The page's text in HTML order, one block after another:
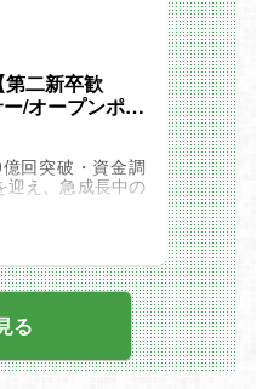
タルコンテンツ
ザインディレク
ていただきます。
1on1を週次で実
用いた目標設計
円までの書
があります。
どもの急な体調不
クリエイティブ
されるコンテン
ていきます。
時代の大ヒットコ
か？
】
ション
ジボード作成
ン映像・MVなど
ィレクション
化
けクリエイティブ
化
二新卒歓
/オープンポジ
回突破・資金調
迎え、急成長中の
私立パラの丸高
ートアニメIPや、
代のIPプロデュー
／
量を活かして、コ
る